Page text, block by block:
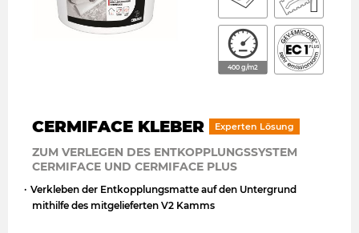
CERMIFACE KLEBER Experten Lösung
ZUM VERLEGEN DES ENTKOPPLUNGSSYSTEM
CERMIFACE UND CERMIFACE PLUS
Verkleben der Entkopplungsmatte auf den Untergrund
mithilfe des mitgelieferten V2 Kamms
400 g/m2